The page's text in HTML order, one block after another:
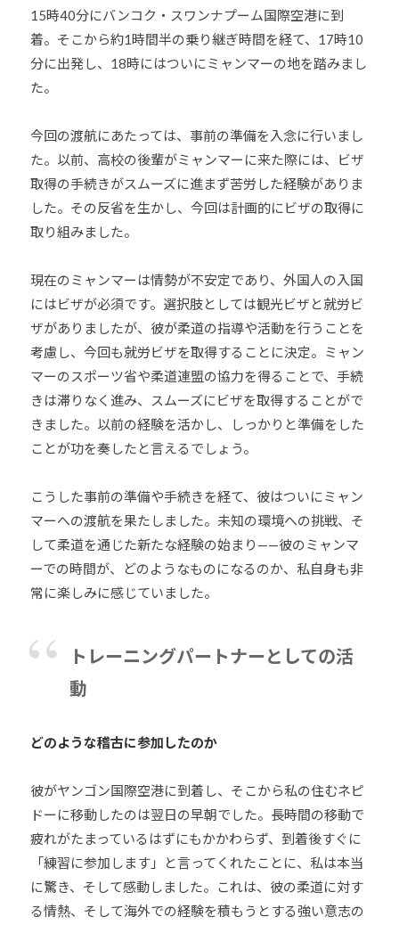
15時40分にバンコク・スワンナプーム国際空港に到
着。そこから約1時間半の乗り継ぎ時間を経て、17時10
分に出発し、18時にはついにミャンマーの地を踏みまし
た。
今回の渡航にあたっては、事前の準備を入念に行いまし
た。以前、高校の後輩がミャンマーに来た際には、ビザ
取得の手続きがスムーズに進まず苦労した経験がありま
した。その反省を生かし、今回は計画的にビザの取得に
取り組みました。
現在のミャンマーは情勢が不安定であり、外国人の入国
にはビザが必須です。選択肢としては観光ビザと就労ビ
ザがありましたが、彼が柔道の指導や活動を行うことを
考慮し、今回も就労ビザを取得することに決定。ミャン
マーのスポーツ省や柔道連盟の協力を得ることで、手続
きは滞りなく進み、スムーズにビザを取得することがで
きました。以前の経験を活かし、しっかりと準備をした
ことが功を奏したと言えるでしょう。
こうした事前の準備や手続きを経て、彼はついにミャン
マーへの渡航を果たしました。未知の環境への挑戦、そ
して柔道を通じた新たな経験の始まり——彼のミャンマ
ーでの時間が、どのようなものになるのか、私自身も非
常に楽しみに感じていました。
トレーニングパートナーとしての活
動
どのような稽古に参加したのか
彼がヤンゴン国際空港に到着し、そこから私の住むネピ
ドーに移動したのは翌日の早朝でした。長時間の移動で
疲れがたまっているはずにもかかわらず、到着後すぐに
「練習に参加します」と言ってくれたことに、私は本当
に驚き、そして感動しました。これは、彼の柔道に対す
る情熱、そして海外での経験を積もうとする強い意志の